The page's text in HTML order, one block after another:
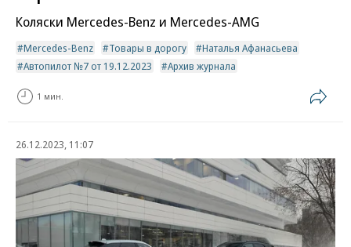
Коляски Mercedes-Benz и Mercedes-AMG
Mercedes-Benz Товары в дорогу
Наталья Афанасьева
Автопилот №7 от 19.12.2023
Архив журнала
1 мин.
26.12.2023, 11:07